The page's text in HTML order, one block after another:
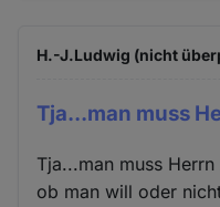
H.-J.Ludwig (nicht
Tja...man muss
Tja...man muss
ob man will oder